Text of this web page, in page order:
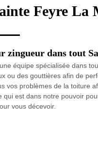
Feyre La
zingueur dans tout
équipe spécialisée dans
ou des gouttières afin de
vos problèmes de la toiture
qui est dans notre pouvoir
vous décevoir.